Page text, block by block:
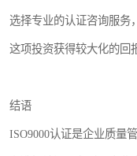
选择专业的认证咨询服务
这项投资获得较大化的回
结语
ISO9000认证是企业质量